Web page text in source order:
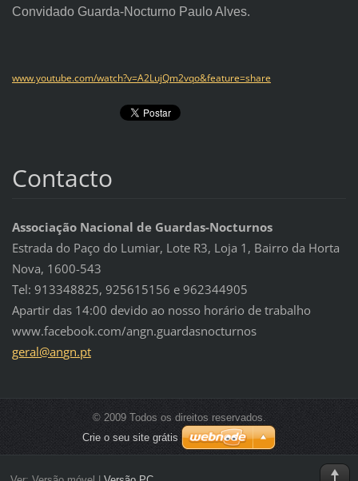
Convidado Guarda-Nocturno Paulo Alves.
www.youtube.com/watch?v=A2LujQm2vqo&feature=share
Contacto
Associação Nacional de Guardas-Nocturnos
Estrada do Paço do Lumiar, Lote R3, Loja 1, Bairro da Horta
Nova, 1600-543
Tel: 913348825, 925615156 e 962344905
Apartir das 14:00 devido ao nosso horário de trabalho
www.facebook.com/angn.guardasnocturnos
geral@angn.pt
© 2009 Todos os direitos reservados.
Crie o seu site grátis